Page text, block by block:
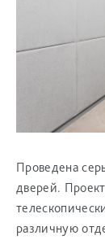
Проведена
дверей.
различную